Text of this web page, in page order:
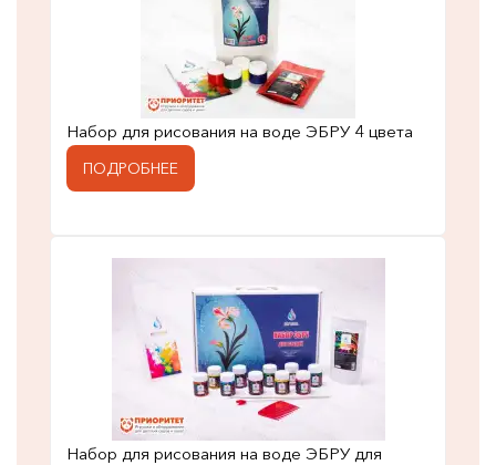
Набор для рисования на воде ЭБРУ 4 цвета
ПОДРОБНЕЕ
Набор для рисования на воде ЭБРУ для